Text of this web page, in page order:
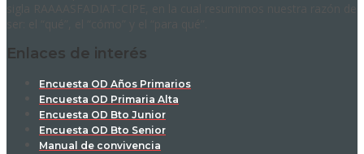
Enlaces de interés
Encuesta OD Años Primarios
Encuesta OD Primaria Alta
Encuesta OD Bto Junior
Encuesta OD Bto Senior
Manual de convivencia